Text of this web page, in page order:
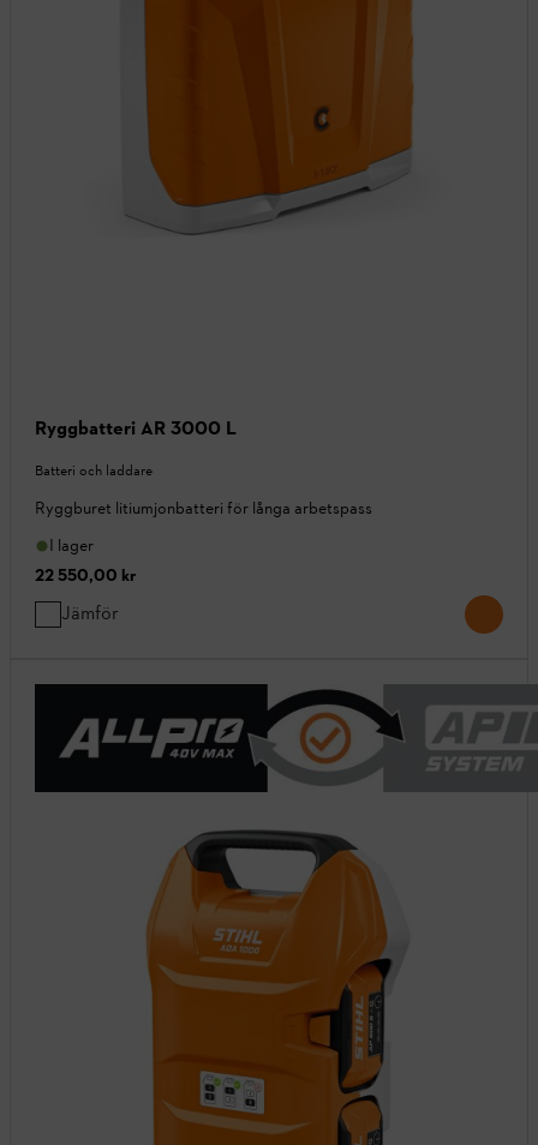
Ryggbatteri AR 3000 L
Batteri och laddare
Ryggburet litiumjonbatteri för långa arbetspass
I lager
22 550,00 kr
Jämför